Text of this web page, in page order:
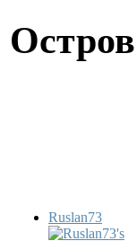
Ruslan73